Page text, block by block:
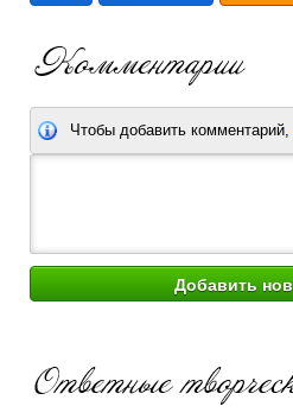
Чтобы добавить комментарий,